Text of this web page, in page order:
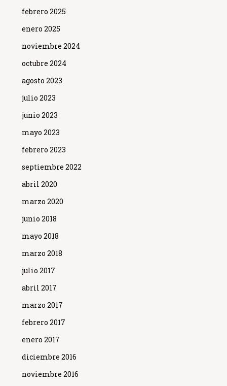
febrero 2025
enero 2025
noviembre 2024
octubre 2024
agosto 2023
julio 2023
junio 2023
mayo 2023
febrero 2023
septiembre 2022
abril 2020
marzo 2020
junio 2018
mayo 2018
marzo 2018
julio 2017
abril 2017
marzo 2017
febrero 2017
enero 2017
diciembre 2016
noviembre 2016